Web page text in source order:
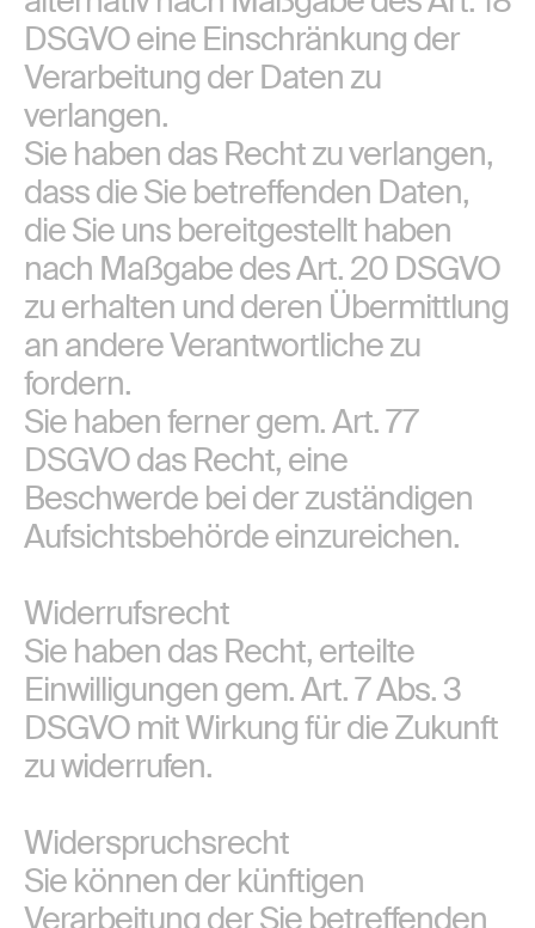
DSGVO eine Einschränkung der
Verarbeitung der Daten zu
verlangen.
Sie haben das Recht zu verlangen,
dass die Sie betreffenden Daten,
die Sie uns bereitgestellt haben
nach Maßgabe des Art. 20 DSGVO
zu erhalten und deren Übermittlung
an andere Verantwortliche zu
fordern.
Sie haben ferner gem. Art. 77
DSGVO das Recht, eine
Beschwerde bei der zuständigen
Aufsichtsbehörde einzureichen.
Widerrufsrecht
Sie haben das Recht, erteilte
Einwilligungen gem. Art. 7 Abs. 3
DSGVO mit Wirkung für die Zukunft
zu widerrufen.
Widerspruchsrecht
Sie können der künftigen
Verarbeitung der Sie betreffenden